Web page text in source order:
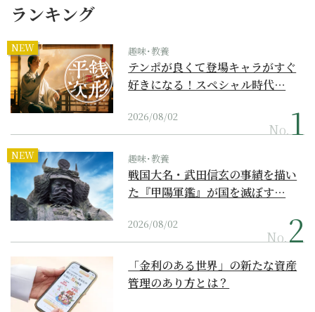
ランキング
NEW 趣味･教養
テンポが良くて登場キャラがすぐ
好きになる！スペシャル時代…
2026/08/02
No.
NEW 趣味･教養
戦国大名・武田信玄の事績を描い
た『甲陽軍鑑』が国を滅ぼす…
2026/08/02
No.
「金利のある世界」の新たな資産
管理のあり方とは？